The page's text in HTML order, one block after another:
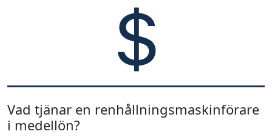
Vad tjänar en renhållningsmaskinförare
i medellön?